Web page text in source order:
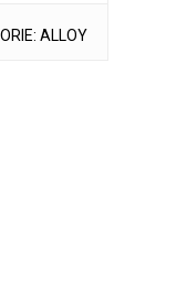
σας.
ALLOY